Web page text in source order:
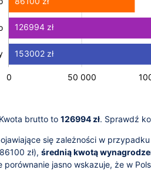
126994 zł
153002 zł
000
000
0 50 000
000
brutto to 126994 zł. Sprawdź
się zależności w
86100 zł), średnią kwotą
porównanie jasno wskazuje, że w